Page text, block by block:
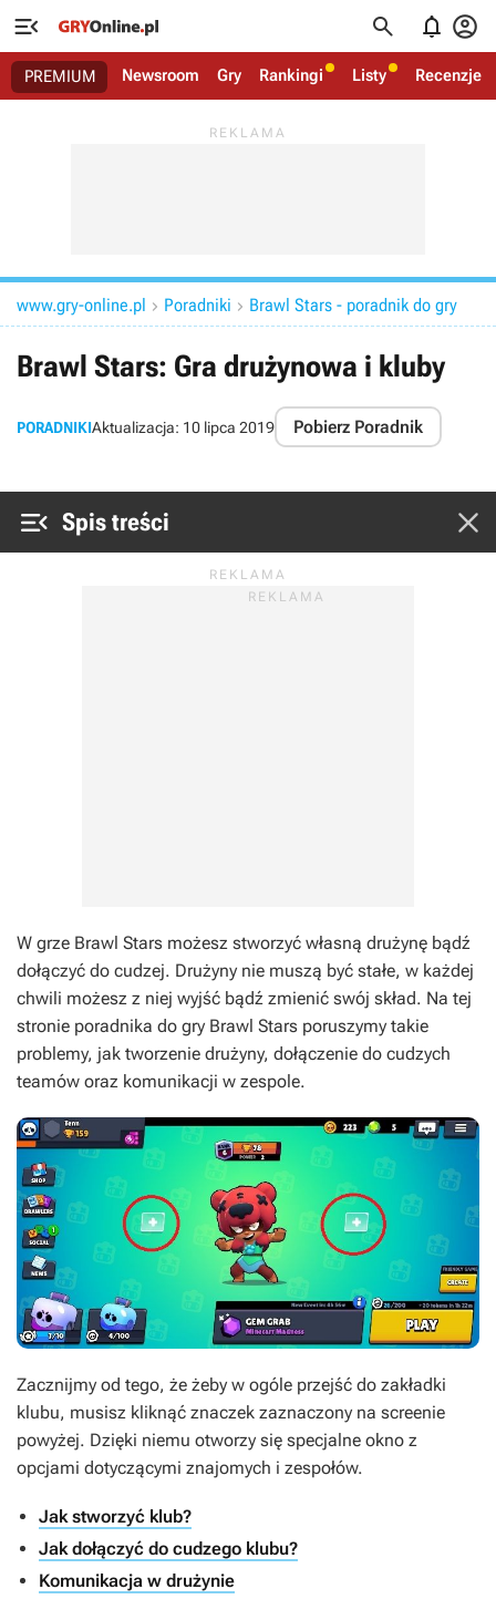
   
PREMIUM Newsroom Gry Rankingi Listy Recenzje
www.gry-online.pl  Poradniki  Brawl Stars - poradnik do gry
Brawl Stars: Gra drużynowa i kluby
PORADNIKIAktualizacja: 10 lipca 2019 Pobierz Poradnik
 Spis treści 
W grze Brawl Stars możesz stworzyć własną drużynę bądź
dołączyć do cudzej. Drużyny nie muszą być stałe, w każdej
chwili możesz z niej wyjść bądź zmienić swój skład. Na tej
stronie poradnika do gry Brawl Stars poruszymy takie
problemy, jak tworzenie drużyny, dołączenie do cudzych
teamów oraz komunikacji w zespole.
Zacznijmy od tego, że żeby w ogóle przejść do zakładki
klubu, musisz kliknąć znaczek zaznaczony na screenie
powyżej. Dzięki niemu otworzy się specjalne okno z
opcjami dotyczącymi znajomych i zespołów.
Jak stworzyć klub?
Jak dołączyć do cudzego klubu?
Komunikacja w drużynie